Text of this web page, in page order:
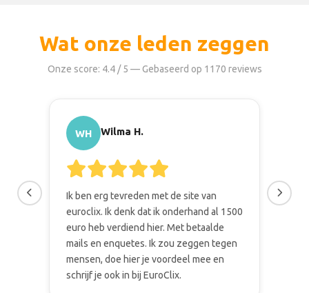
Wat onze leden zeggen
Onze score: 4.4 / 5 — Gebaseerd op 1170 reviews
WH Wilma H.
Ik ben erg tevreden met de site van
euroclix. Ik denk dat ik onderhand al 1500
euro heb verdiend hier. Met betaalde
mails en enquetes. Ik zou zeggen tegen
mensen, doe hier je voordeel mee en
schrijf je ook in bij EuroClix.
We